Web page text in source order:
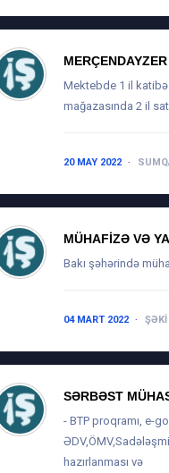
MERÇENDAYZER
Mektebde 1 il
mağazasında 2 il
20 MAY 2022
MÜHAFIZƏ VƏ
Bakı şəhərində
04 MART 2022 ŞƏKI
SƏRBƏST
- BTP proqramı, e-
hazırlanması və